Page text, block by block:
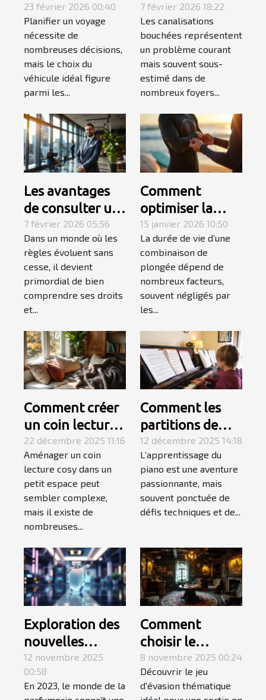
véhicule idéal
pour votre
prochain voyage
?
23 février 2026 00:40
Planifier un voyage
nécessite de
nombreuses décisions,
mais le choix du
véhicule idéal figure
parmi les...
canalisations
bouchées pour
votre maison ?
7 février 2026 18:22
Les canalisations
bouchées représentent
un problème courant
mais souvent sous-
estimé dans de
nombreux foyers...
Les avantages
de consulter un
spécialiste du
droit
7 février 2026 05:56
Dans un monde où les
règles évoluent sans
cesse, il devient
primordial de bien
comprendre ses droits
et...
Comment
optimiser la
durabilité de
votre
combinaison de
plongée ?
15 janvier 2026 10:50
La durée de vie d’une
combinaison de
plongée dépend de
nombreux facteurs,
souvent négligés par
les...
Comment créer
un coin lecture
cosy dans un
petit espace ?
22 décembre 2025 11:16
Aménager un coin
lecture cosy dans un
petit espace peut
sembler complexe,
mais il existe de
nombreuses...
Comment les
partitions de
niveau variable
favorisent
l'apprentissage
du piano ?
12 décembre 2025 14:18
L’apprentissage du
piano est une aventure
passionnante, mais
souvent ponctuée de
défis techniques et de...
Exploration des
nouvelles
tendances des
parfums en
2023
12 novembre 2025
00:58
En 2023, le monde de la
Comment
choisir le
meilleur jeu
d'évasion
thématique
8 novembre 2025 00:24
Découvrir le jeu
d'évasion thématique